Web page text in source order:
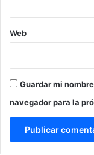
I
G
A
A
I
T
E
Web
Guardar mi
navegador para la